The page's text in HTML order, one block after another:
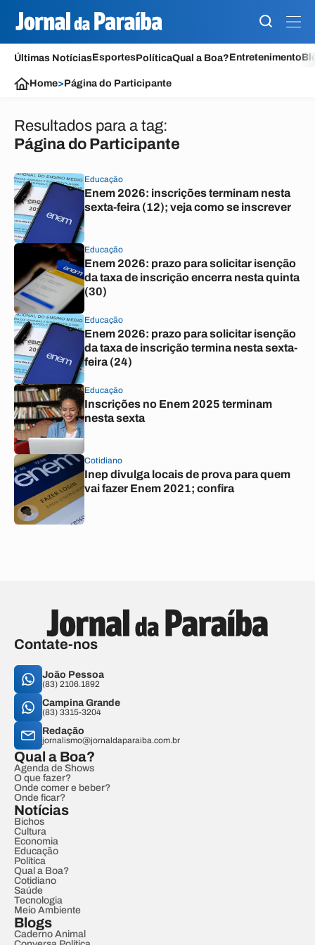
Últimas NotíciasEsportesPolíticaQual a Boa?Entretenimento
Home>Página do Participante
Resultados para a tag:
Página do Participante
Educação
Enem 2026: inscrições terminam nesta
sexta-feira (12); veja como se inscrever
Educação
Enem 2026: prazo para solicitar isenção
da taxa de inscrição encerra nesta quinta
(30)
Educação
Enem 2026: prazo para solicitar isenção
da taxa de inscrição termina nesta sexta-
feira (24)
Educação
Inscrições no Enem 2025 terminam
nesta sexta
Cotidiano
Inep divulga locais de prova para quem
vai fazer Enem 2021; confira
Contate-nos
João Pessoa
(83) 2106.1892
Campina Grande
(83) 3315-3204
Redação
jornalismo@jornaldaparaiba.com.br
Qual a Boa?
Agenda de Shows
O que fazer?
Onde comer e beber?
Onde ficar?
Notícias
Bichos
Cultura
Economia
Educação
Política
Qual a Boa?
Cotidiano
Saúde
Tecnologia
Meio Ambiente
Blogs
Caderno Animal